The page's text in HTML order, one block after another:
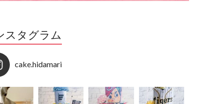
スタグラム
cake.hidamari